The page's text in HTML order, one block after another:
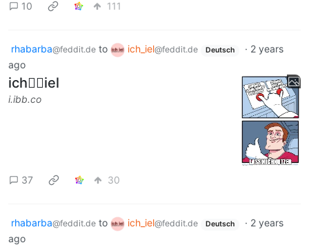
10 111
rhabarba@feddit.de to ich_iel@feddit.de Deutsch · 2 years
ago
ich🕵️‍♂️iel
i.ibb.co
37 30
rhabarba@feddit.de to ich_iel@feddit.de Deutsch · 2 years
ago